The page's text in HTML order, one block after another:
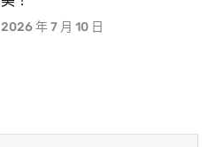
2026 年 7 月 10 日